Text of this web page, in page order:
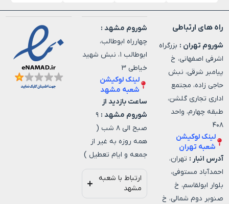
راه های ارتباطی
شوروم تهران : بزرگراه
اشرفی اصفهانی، خ
پیامبر شرقی، نبش
حاجی زاده، مجتمع
اداری تجاری گلشن،
طبقه چهارم، واحد
۴۰۸
لینک لوکیشن
شعبه تهران
آدرس انبار : تهران،
احمدآباد مستوفی،
بلوار ابولقاسم، خ
صنوبر دوم شمالی، خ
شوروم مشهد :
چهارراه ابوطالب،
ابوطالب ۱، نبش شهید
خیاطی ۳
لینک لوکیشن
شعبه مشهد
ساعت بازدید از
شوروم مشهد : ۹
صبح الی ۸ شب (
همه روزه به غیر از
جمعه و ایام تعطیل )
ارتباط با شعبه
مشهد